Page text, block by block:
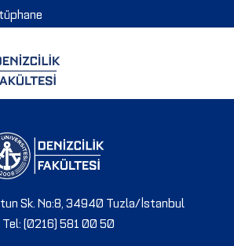
Sk. No:8, 34940 Tuzla/İstanbul
Tel: (0216) 581 00 50